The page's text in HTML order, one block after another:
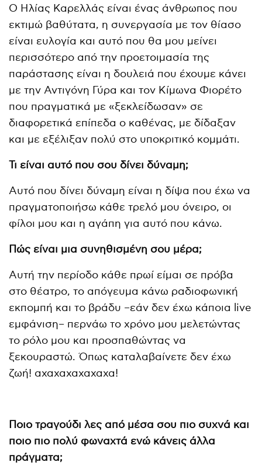
Ο Ηλίας Καρελλάς είναι ένας άνθρωπος που
εκτιμώ βαθύτατα, η συνεργασία με τον θίασο
είναι ευλογία και αυτό που θα μου μείνει
περισσότερο από την προετοιμασία της
παράστασης είναι η δουλειά που έχουμε κάνει
με την Αντιγόνη Γύρα και τον Κίμωνα Φιορέτο
που πραγματικά με «ξεκλείδωσαν» σε
διαφορετικά επίπεδα ο καθένας, με δίδαξαν
και με εξέλιξαν πολύ στο υποκριτικό κομμάτι.
Τι είναι αυτό που σου δίνει δύναμη;
Αυτό που δίνει δύναμη είναι η δίψα που έχω να
πραγματοποιήσω κάθε τρελό μου όνειρο, οι
φίλοι μου και η αγάπη για αυτό που κάνω.
Πώς είναι μια συνηθισμένη σου μέρα;
Αυτή την περίοδο κάθε πρωί είμαι σε πρόβα
στο θέατρο, το απόγευμα κάνω ραδιοφωνική
εκπομπή και το βράδυ –εάν δεν έχω κάποια live
εμφάνιση– περνάω το χρόνο μου μελετώντας
το ρόλο μου και προσπαθώντας να
ξεκουραστώ. Όπως καταλαβαίνετε δεν έχω
ζωή! αχαχαχαχαχαχα!
Ποιο τραγούδι λες από μέσα σου πιο συχνά και
ποιο πιο πολύ φωναχτά ενώ κάνεις άλλα
πράγματα;